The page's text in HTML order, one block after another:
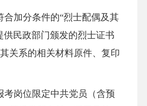
合加分条件的“烈士配偶及其
供民政部门颁发的烈士证书
关系的相关材料原件、复印
考岗位限定中共党员（含预